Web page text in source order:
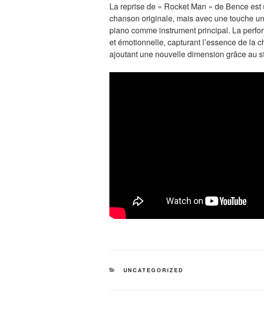
La reprise de « Rocket Man » de Bence
chanson originale, mais avec une touche
piano comme instrument principal. La
et émotionnelle, capturant l’essence de la
ajoutant une nouvelle dimension grâce au
CATÉGORIES
UNCATEGORIZED